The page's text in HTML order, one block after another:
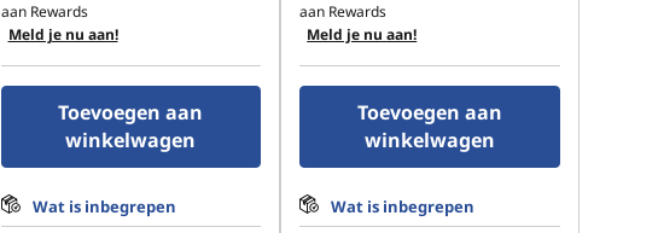
aan Rewards
Meld je nu aan!
Toevoegen aan
winkelwagen
Wat is inbegrepen
aan Rewards
Meld je nu aan!
Toevoegen aan
winkelwagen
Wat is inbegrepen